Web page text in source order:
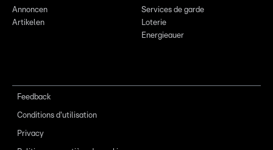
Annoncen
Artikelen
Services de garde
Loterie
Energieauer
Feedback
Conditions d'utilisation
Privacy